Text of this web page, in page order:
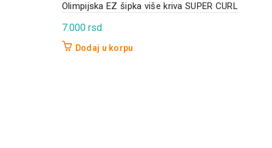
Olimpijska EZ šipka više kriva SUPER CURL
7.000 rsd
Dodaj u korpu